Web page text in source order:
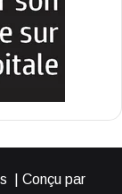
| Conçu par